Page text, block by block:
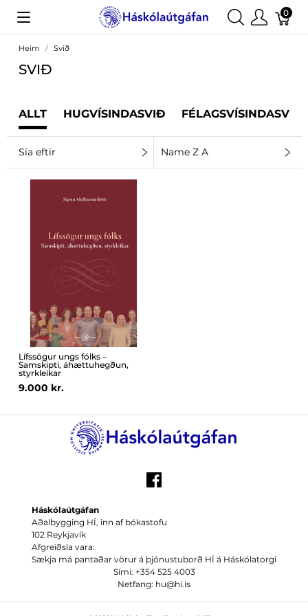
0
Heim Svið
SVIÐ
ALLT HUGVÍSINDASVIÐ FÉLAGSVÍSINDASVIÐ
Sía eftir Name Z A
Lífssögur ungs fólks –
Samskipti, áhættuhegðun,
styrkleikar
9.000 kr.
Háskólaútgáfan
Aðalbygging HÍ, inn af bókastofu
102 Reykjavík
Afgreiðsla vara:
Sækja má pantaðar vörur á þjónustuborð HÍ á Háskólatorgi
Sími: +354 525 4003
Netfang: hu@hi.is